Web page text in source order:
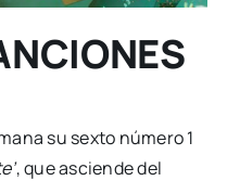
su sexto número 1
, que asciende del